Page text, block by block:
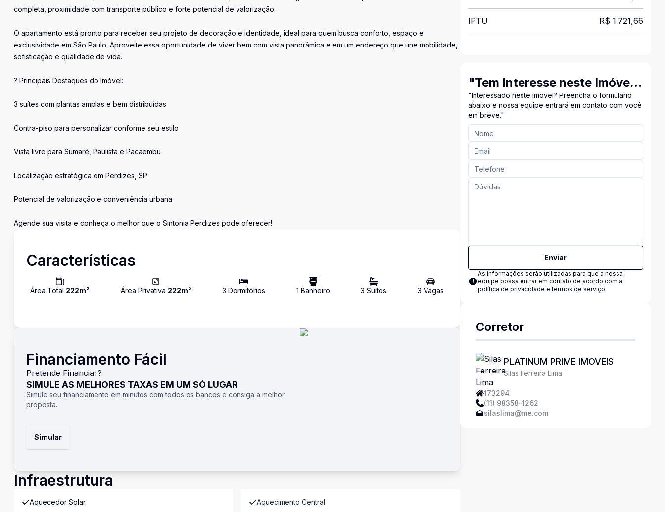
completa, proximidade com transporte público e forte potencial de valorização.
O apartamento está pronto para receber seu projeto de decoração e identidade, ideal para quem busca conforto, espaço e
exclusividade em São Paulo. Aproveite essa oportunidade de viver bem com vista panorâmica e em um endereço que une mobilidade,
sofisticação e qualidade de vida.
? Principais Destaques do Imóvel:
3 suítes com plantas amplas e bem distribuídas
Contra-piso para personalizar conforme seu estilo
Vista livre para Sumaré, Paulista e Pacaembu
Localização estratégica em Perdizes, SP
Potencial de valorização e conveniência urbana
Agende sua visita e conheça o melhor que o Sintonia Perdizes pode oferecer!
Características
Área Total 222m² Área Privativa 222m² 3 Dormitórios 1 Banheiro 3 Suítes 3 Vagas
Financiamento Fácil
Pretende Financiar?
SIMULE AS MELHORES TAXAS EM UM SÓ LUGAR
Simule seu financiamento em minutos com todos os bancos e consiga a melhor
proposta.
Simular
Infraestrutura
Aquecedor Solar Aquecimento Central
IPTU R$ 1.721,66
"Tem Interesse neste Imóvel?
Entre em Contato Conosco!"
"Interessado neste imóvel? Preencha o formulário
abaixo e nossa equipe entrará em contato com você
em breve."
Enviar
As informações serão utilizadas para que a nossa
equipe possa entrar em contato de acordo com a
política de privacidade e termos de serviço
Corretor
PLATINUM PRIME IMOVEIS
Silas Ferreira Lima
173294
(11) 98358-1262
silaslima@me.com